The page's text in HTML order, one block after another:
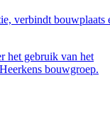
verbindt bouwplaats
het gebruik van het
bouwgroep.